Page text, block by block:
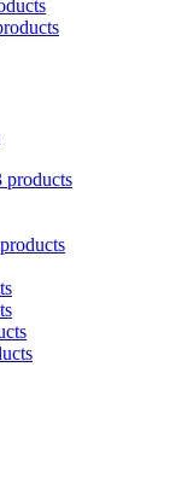
products